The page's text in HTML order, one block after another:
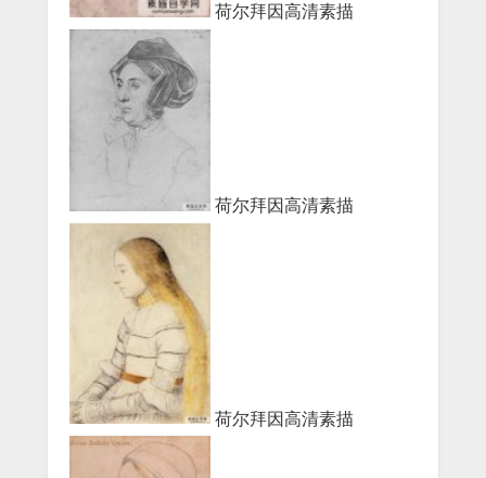
荷尔拜因高清素描
荷尔拜因高清素描
荷尔拜因高清素描